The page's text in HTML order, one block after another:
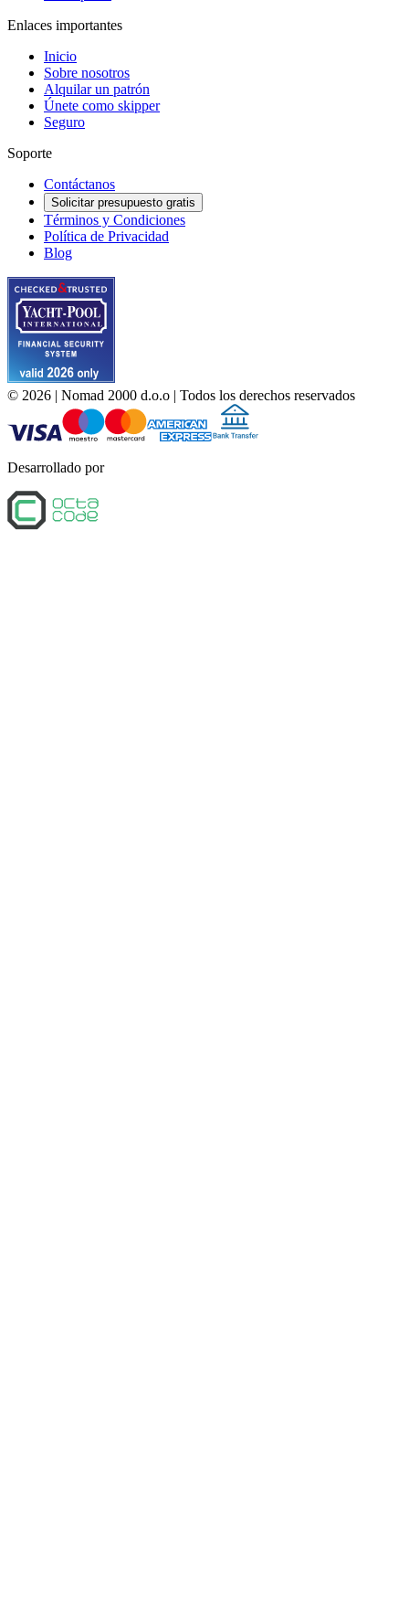
Enlaces importantes
Inicio
Sobre nosotros
Alquilar un patrón
Únete como skipper
Seguro
Soporte
Contáctanos
Solicitar presupuesto gratis
Términos y Condiciones
Política de Privacidad
Blog
© 2026 | Nomad 2000 d.o.o | Todos los derechos reservados
Desarrollado por